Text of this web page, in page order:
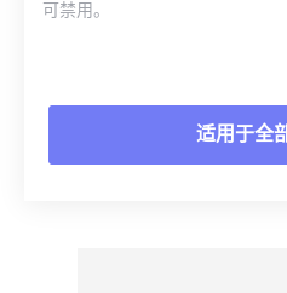
可禁用。
适用于全